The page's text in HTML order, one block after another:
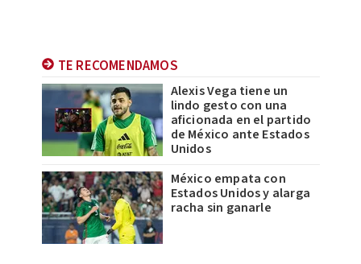
TE RECOMENDAMOS
Alexis Vega tiene un
lindo gesto con una
aficionada en el partido
de México ante Estados
Unidos
México empata con
Estados Unidos y alarga
racha sin ganarle